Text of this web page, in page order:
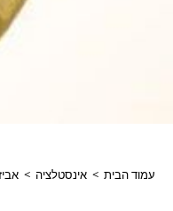
עמוד הבית > אינסטלציה >